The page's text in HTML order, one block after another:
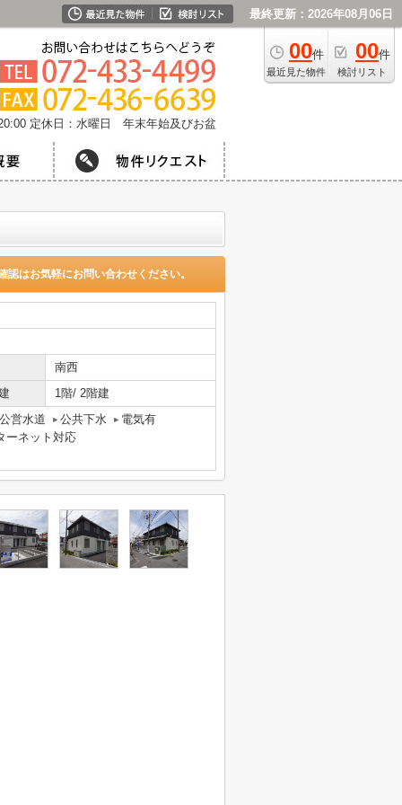
最終更新：2026年08月06日
00件
最近見た物件
00件
検討リスト
定休日：水曜日 年末年始及びお盆
認はお気軽にお問い合わせください。
南西
1階/ 2階建
公営水道 公共下水
電気有
ーネット対応